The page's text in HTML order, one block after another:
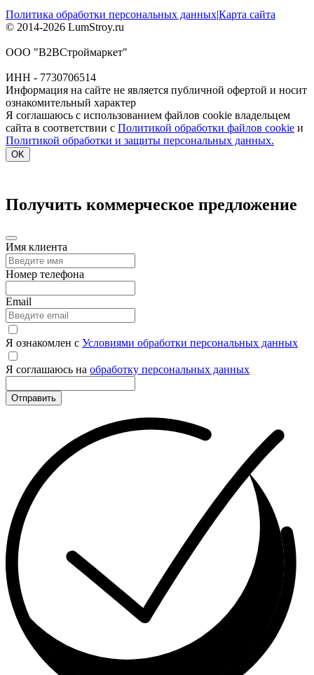
Политика обработки персональных данных|Карта сайта
© 2014-2026 LumStroy.ru
ООО "В2ВСтроймаркет"
ИНН - 7730706514
Информация на сайте не является публичной офертой и носит
ознакомительный характер
Я соглашаюсь с использованием файлов cookie владельцем
сайта в соответствии с Политикой обработки файлов cookie и
Политикой обработки и защиты персональных данных.
OK
Получить коммерческое предложение
Имя клиента
Номер телефона
Email
Я ознакомлен с Условиями обработки персональных данных
Я соглашаюсь на обработку персональных данных
Отправить